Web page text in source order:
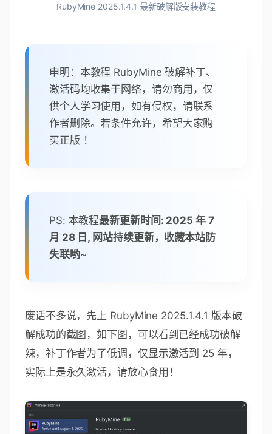
RubyMine 2025.1.4.1 最新破解版安装教程
申明：本教程 RubyMine 破解补丁、
激活码均收集于网络，请勿商用，仅
供个人学习使用，如有侵权，请联系
作者删除。若条件允许，希望大家购
买正版 ！
PS: 本教程最新更新时间: 2025 年 7
月 28 日, 网站持续更新，收藏本站防
失联哟~
废话不多说，先上 RubyMine 2025.1.4.1 版本破
解成功的截图，如下图，可以看到已经成功破解
辣，补丁作者为了低调，仅显示激活到 25 年，
实际上是永久激活，请放心食用！